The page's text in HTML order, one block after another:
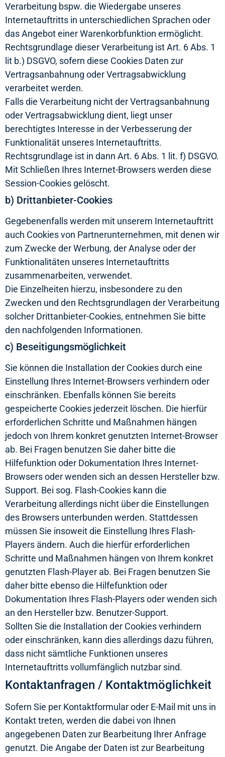
Verarbeitung bspw. die Wiedergabe unseres
Internetauftritts in unterschiedlichen Sprachen oder
das Angebot einer Warenkorbfunktion ermöglicht.
Rechtsgrundlage dieser Verarbeitung ist Art. 6 Abs. 1
lit b.) DSGVO, sofern diese Cookies Daten zur
Vertragsanbahnung oder Vertragsabwicklung
verarbeitet werden.
Falls die Verarbeitung nicht der Vertragsanbahnung
oder Vertragsabwicklung dient, liegt unser
berechtigtes Interesse in der Verbesserung der
Funktionalität unseres Internetauftritts.
Rechtsgrundlage ist in dann Art. 6 Abs. 1 lit. f) DSGVO.
Mit Schließen Ihres Internet-Browsers werden diese
Session-Cookies gelöscht.
b) Drittanbieter-Cookies
Gegebenenfalls werden mit unserem Internetauftritt
auch Cookies von Partnerunternehmen, mit denen wir
zum Zwecke der Werbung, der Analyse oder der
Funktionalitäten unseres Internetauftritts
zusammenarbeiten, verwendet.
Die Einzelheiten hierzu, insbesondere zu den
Zwecken und den Rechtsgrundlagen der Verarbeitung
solcher Drittanbieter-Cookies, entnehmen Sie bitte
den nachfolgenden Informationen.
c) Beseitigungsmöglichkeit
Sie können die Installation der Cookies durch eine
Einstellung Ihres Internet-Browsers verhindern oder
einschränken. Ebenfalls können Sie bereits
gespeicherte Cookies jederzeit löschen. Die hierfür
erforderlichen Schritte und Maßnahmen hängen
jedoch von Ihrem konkret genutzten Internet-Browser
ab. Bei Fragen benutzen Sie daher bitte die
Hilfefunktion oder Dokumentation Ihres Internet-
Browsers oder wenden sich an dessen Hersteller bzw.
Support. Bei sog. Flash-Cookies kann die
Verarbeitung allerdings nicht über die Einstellungen
des Browsers unterbunden werden. Stattdessen
müssen Sie insoweit die Einstellung Ihres Flash-
Players ändern. Auch die hierfür erforderlichen
Schritte und Maßnahmen hängen von Ihrem konkret
genutzten Flash-Player ab. Bei Fragen benutzen Sie
daher bitte ebenso die Hilfefunktion oder
Dokumentation Ihres Flash-Players oder wenden sich
an den Hersteller bzw. Benutzer-Support.
Sollten Sie die Installation der Cookies verhindern
oder einschränken, kann dies allerdings dazu führen,
dass nicht sämtliche Funktionen unseres
Internetauftritts vollumfänglich nutzbar sind.
Kontaktanfragen / Kontaktmöglichkeit
Sofern Sie per Kontaktformular oder E-Mail mit uns in
Kontakt treten, werden die dabei von Ihnen
angegebenen Daten zur Bearbeitung Ihrer Anfrage
genutzt. Die Angabe der Daten ist zur Bearbeitung